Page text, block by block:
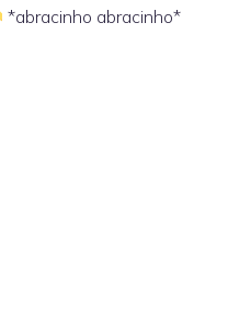
*abracinho abracinho*